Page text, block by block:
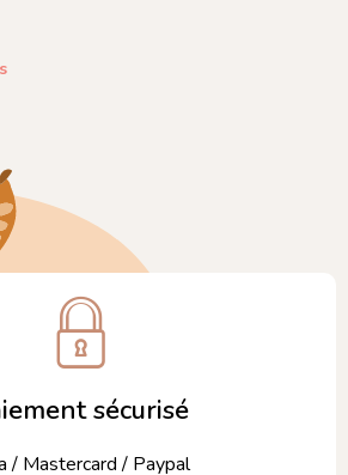
sécurisé
/ Mastercard / Paypal